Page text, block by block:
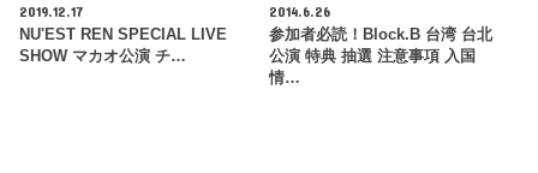
2019.12.17
NU'EST REN SPECIAL LIVE
SHOW マカオ公演 チ…
2014.6.26
参加者必読！Block.B 台湾 台北
公演 特典 抽選 注意事項 入国
情…